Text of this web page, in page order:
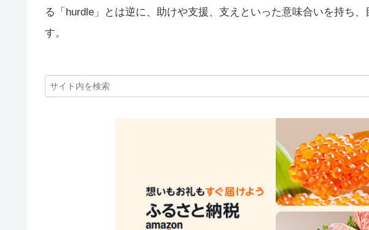
る「hurdle」とは逆に、助けや支援、支えといった意味合いを持ち
す。